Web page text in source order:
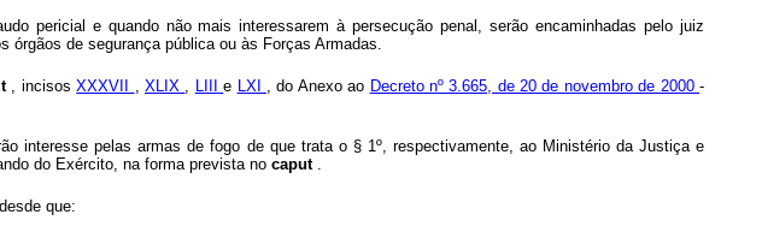
pericial e quando não mais interessarem à persecução penal, serão encaminhadas pelo juiz
órgãos de segurança pública ou às Forças Armadas.
, incisosXXXVII ,XLIX , LIIIe LXI , do Anexo ao Decreto nº 3.665, de 20 de novembro de 2000-
interesse pelas armas de fogo de que trata o § 1º, respectivamente, ao Ministério da Justiça e
do Exército, na forma prevista no caput .
que: